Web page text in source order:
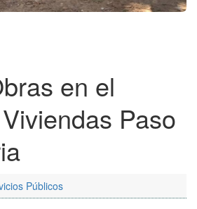
en el
Paso
Públicos